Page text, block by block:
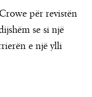
për revistën
se si një
e një ylli